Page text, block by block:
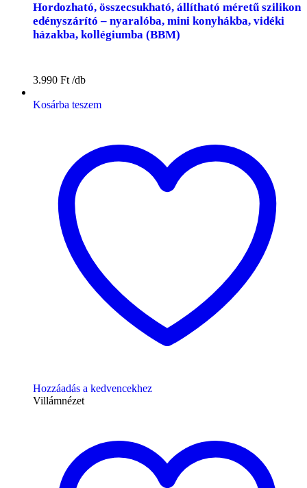
Hordozható, összecsukható, állítható méretű szilikon
edényszárító – nyaralóba, mini konyhákba, vidéki
házakba, kollégiumba (BBM)
3.990 Ft
Kosárba teszem
Hozzáadás a kedvencekhez
Villámnézet